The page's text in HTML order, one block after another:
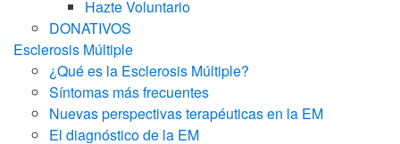
Hazte Voluntario
DONATIVOS
Esclerosis Múltiple
¿Qué es la Esclerosis Múltiple?
Síntomas más frecuentes
Nuevas perspectivas terapéuticas en la EM
El diagnóstico de la EM